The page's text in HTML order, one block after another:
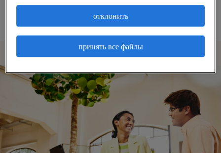
написаны.
принять все файлы
отклонить